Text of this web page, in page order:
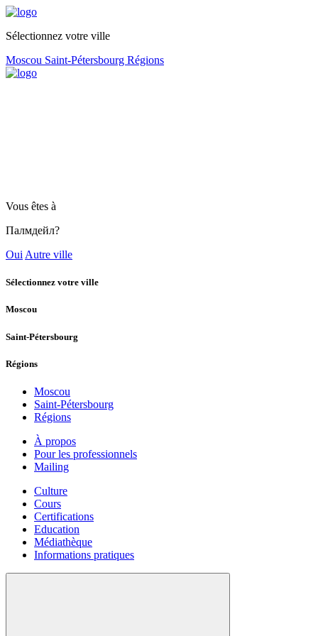
Sélectionnez votre ville
Moscou Saint-Pétersbourg Régions
Vous êtes à
Палмдейл?
Oui Autre ville
Sélectionnez votre ville
Moscou
Saint-Pétersbourg
Régions
Moscou
Saint-Pétersbourg
Régions
À propos
Pour les professionnels
Mailing
Culture
Cours
Certifications
Education
Médiathèque
Informations pratiques